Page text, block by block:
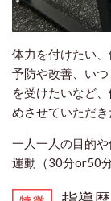
体力を付けたい
予防や改善、い
を受けたいなど、
めさせていただき
一人一人の目的
運動（30分or50